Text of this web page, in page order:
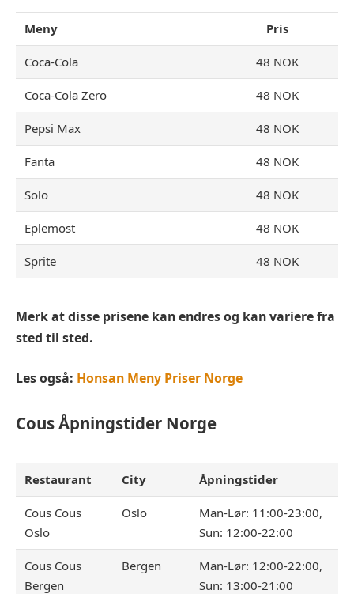
Meny Pris
Coca-Cola 48 NOK
Coca-Cola Zero 48 NOK
Pepsi Max 48 NOK
Fanta 48 NOK
Solo 48 NOK
Eplemost 48 NOK
Sprite 48 NOK
Merk at disse prisene kan endres og kan variere fra
sted til sted.
Les også: Honsan Meny Priser Norge
CousÅpningstider Norge
Restaurant City Åpningstider
Cous Cous
Oslo
Oslo
Man-Lør: 11:00-23:00,
Sun: 12:00-22:00
Cous Cous
Bergen
Bergen
Man-Lør: 12:00-22:00,
Sun: 13:00-21:00